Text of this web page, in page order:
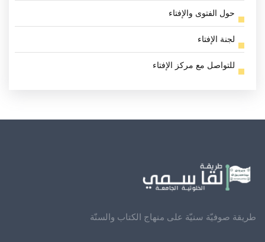
حول الفتوى والإفتاء
لجنة الإفتاء
للتواصل مع مركز الإفتاء
طريقة صوفيّة سنيّة على منهاج الكتاب والسنّة